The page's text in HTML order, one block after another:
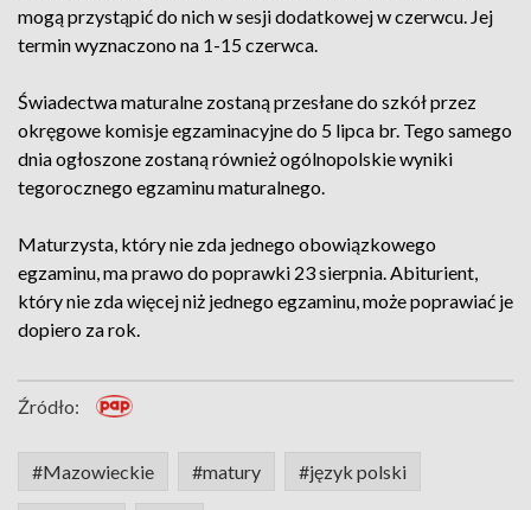
mogą przystąpić do nich w sesji dodatkowej w czerwcu. Jej
termin wyznaczono na 1-15 czerwca.
Świadectwa maturalne zostaną przesłane do szkół przez
okręgowe komisje egzaminacyjne do 5 lipca br. Tego samego
dnia ogłoszone zostaną również ogólnopolskie wyniki
tegorocznego egzaminu maturalnego.
Maturzysta, który nie zda jednego obowiązkowego
egzaminu, ma prawo do poprawki 23 sierpnia. Abiturient,
który nie zda więcej niż jednego egzaminu, może poprawiać je
dopiero za rok.
Źródło:
#Mazowieckie #matury #język polski